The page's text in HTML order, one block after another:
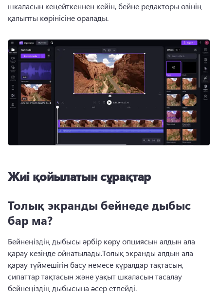
шкаласын кеңейткеннен кейін, бейне редакторы өзінің
қалыпты көрінісіне оралады.
Жиі қойылатын сұрақтар
Толық экранды бейнеде дыбыс
бар ма?
Бейнеңіздің дыбысы әрбір көру опциясын алдын ала
қарау кезінде ойнатылады.Толық экранды алдын ала
қарау түймешігін басу немесе құралдар тақтасын,
сипаттар тақтасын және уақыт шкаласын тасалау
бейнеңіздің дыбысына әсер етпейді.